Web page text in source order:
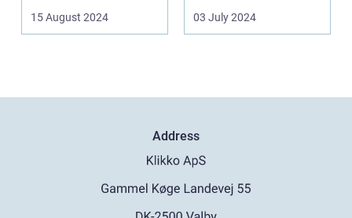
Frederiksberg, hv...
15 August 2024
spillea...
03 July 2024
Address